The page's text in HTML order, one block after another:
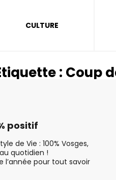
CULTURE
: Coup
positif
de Vie : 100% Vosges,
quotidien !
l’année pour tout savoir